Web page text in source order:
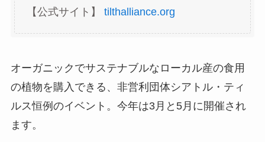
【公式サイト】 tilthalliance.org
オーガニックでサステナブルなローカル産の食用
の植物を購入できる、非営利団体シアトル・ティ
ルス恒例のイベント。今年は3月と5月に開催され
ます。